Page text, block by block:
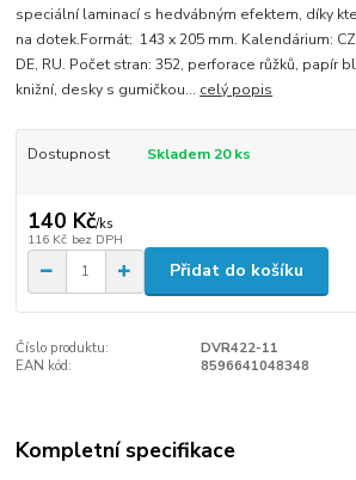
speciální laminací s hedvábným efektem, díky
na dotek.Formát: 143 x 205 mm. Kalendárium:
DE, RU. Počet stran: 352, perforace růžků, papír
knižní, desky s gumičkou... celý popis
Dostupnost Skladem 20 ks
140 Kč/ks
116 Kč bez DPH
Přidat do košíku
Číslo produktu:
DVR422-11
EAN kód:
8596641048348
Kompletní specifikace